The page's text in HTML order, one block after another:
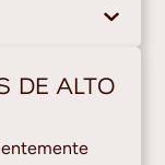
DE ALTO